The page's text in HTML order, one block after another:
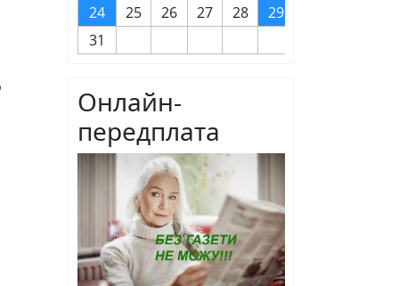
24
25 26 27 28 29
31
Онлайн-
передплата